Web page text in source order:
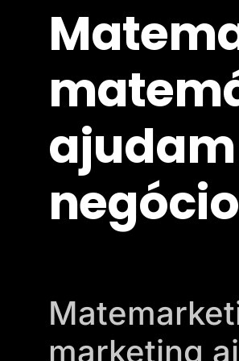
marketing